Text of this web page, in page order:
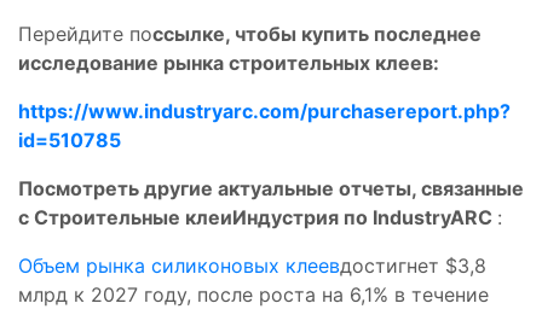
Перейдите поссылке, чтобы купить последнее
исследование рынка строительных клеев:
https://www.industryarc.com/purchasereport.php?
id=510785
Посмотреть другие актуальные отчеты, связанные
с Строительные клеиИндустрия по IndustryARC :
Объем рынка силиконовых клеевдостигнет $3,8
млрд к 2027 году, после роста на 6,1% в течение